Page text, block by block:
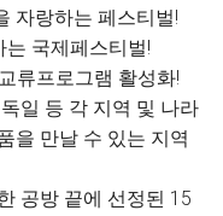
자랑하는 페스티벌!
국제페스티벌!
류프로그램 활성화!
일 등 각 지역 및 나라
을 만날 수 있는 지역
공방 끝에 선정된 15